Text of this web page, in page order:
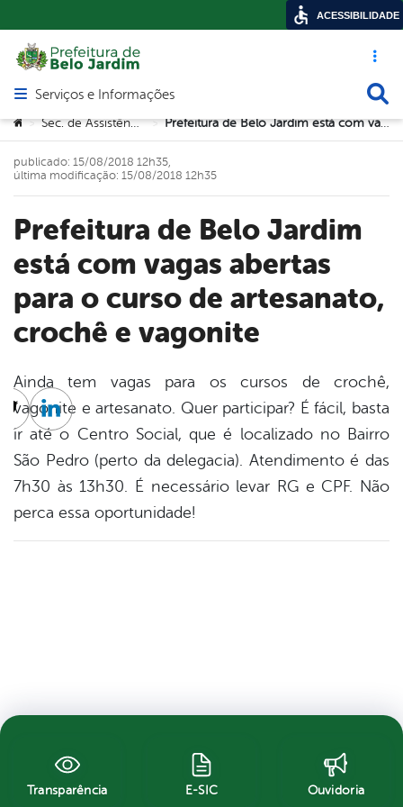
Acesso
Abrir menu principal de navegação
Serviços e Informações
Você está aqui:
> Sec. de Assistência Social > Prefeitura de Belo Jardim está com vagas abertas para o curso de artesanato, crochê e vagonite
Prefeitura de Belo Jardim
está com vagas abertas
para o curso de artesanato,
crochê e vagonite
publicado: 15/08/2018 12h35,
última modificação: 15/08/2018 12h35
Ainda tem vagas para os cursos de crochê,
vagonite e artesanato. Quer participar? É fácil, basta
ir até o Centro Social, que é localizado no Bairro
São Pedro (perto da delegacia). Atendimento é das
7h30 às 13h30. É necessário levar RG e CPF. Não
perca essa oportunidade!
Twitter
Linkedin
Transparência E-SIC Ouvidoria
ACESSIBILIDADE